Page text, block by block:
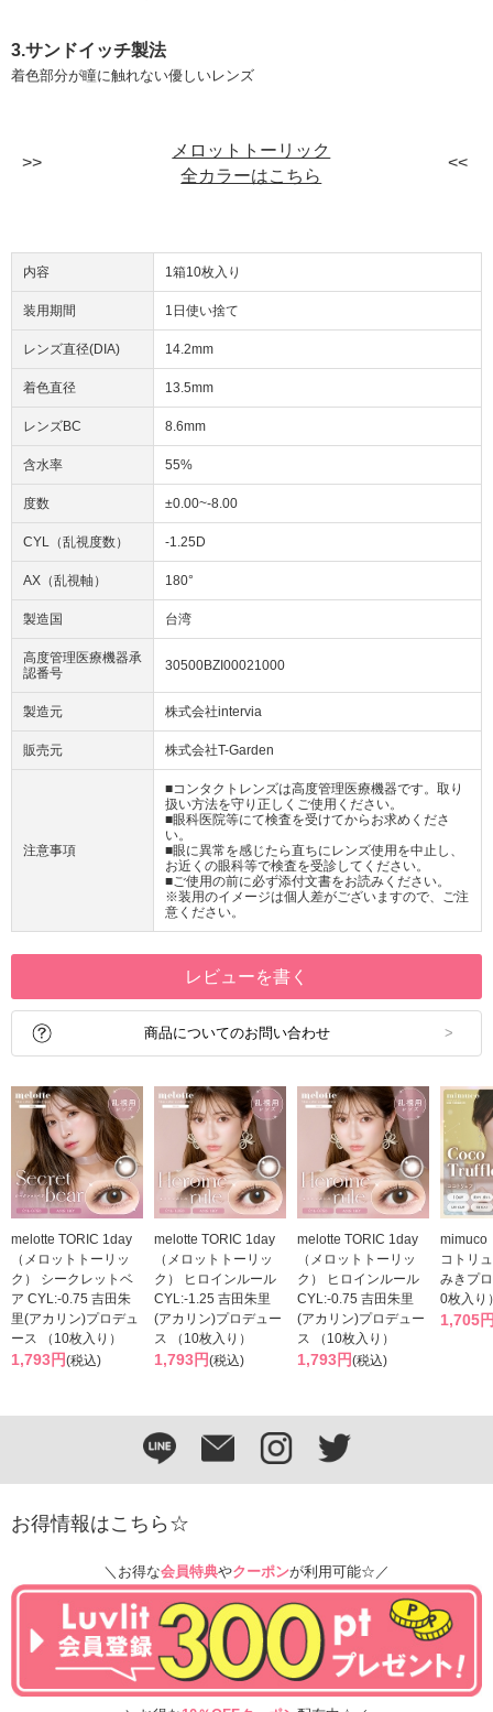
3.サンドイッチ製法
着色部分が瞳に触れない優しいレンズ
メロットトーリック
全カラーはこちら
内容 1箱10枚入り
装用期間 1日使い捨て
レンズ直径(DIA) 14.2mm
着色直径 13.5mm
レンズBC 8.6mm
含水率 55%
度数 ±0.00~-8.00
CYL（乱視度数） -1.25D
AX（乱視軸） 180°
製造国 台湾
高度管理医療機器承
認番号
30500BZI00021000
製造元 株式会社intervia
販売元 株式会社T-Garden
注意事項
■コンタクトレンズは高度管理医療機器です。取り
扱い方法を守り正しくご使用ください。
■眼科医院等にて検査を受けてからお求めくださ
い。
■眼に異常を感じたら直ちにレンズ使用を中止し、
お近くの眼科等で検査を受診してください。
■ご使用の前に必ず添付文書をお読みください。
※装用のイメージは個人差がございますので、ご注
意ください。
レビューを書く
商品についてのお問い合わせ
melotte TORIC 1day
（メロットトーリッ
ク） シークレットベ
ア CYL:-0.75 吉田朱
里(アカリン)プロデュ
ース （10枚入り）
1,793円(税込)
melotte TORIC 1day
（メロットトーリッ
ク） ヒロインルール
CYL:-1.25 吉田朱里
(アカリン)プロデュー
ス （10枚入り）
1,793円(税込)
melotte TORIC 1day
（メロットトーリッ
ク） ヒロインルール
CYL:-0.75 吉田朱里
(アカリン)プロデュー
ス （10枚入り）
1,793円(税込)
mimuco
コトリ
みきプ
0枚入り
1,705
お得情報はこちら☆
＼お得な会員特典やクーポンが利用可能☆／